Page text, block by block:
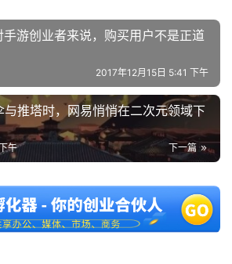
游创业者来说，购买用户不是正道
2017年12月15日 5:41 下午
与推塔时，网易悄悄在二次元领域下
下一篇
午